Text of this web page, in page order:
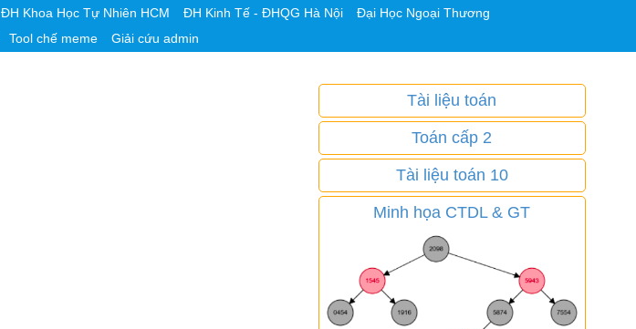
ĐH Khoa Học Tự Nhiên HCM ĐH Kinh Tế - ĐHQG Hà Nội
Đại Học Ngoại Thương
Tool chế meme Giải cứu admin
Tài liệu toán
Toán cấp 2
Tài liệu toán 10
Minh họa CTDL & GT